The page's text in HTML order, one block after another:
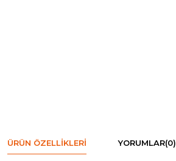
ÜRÜN ÖZELLIKLERI YORUMLAR(0)